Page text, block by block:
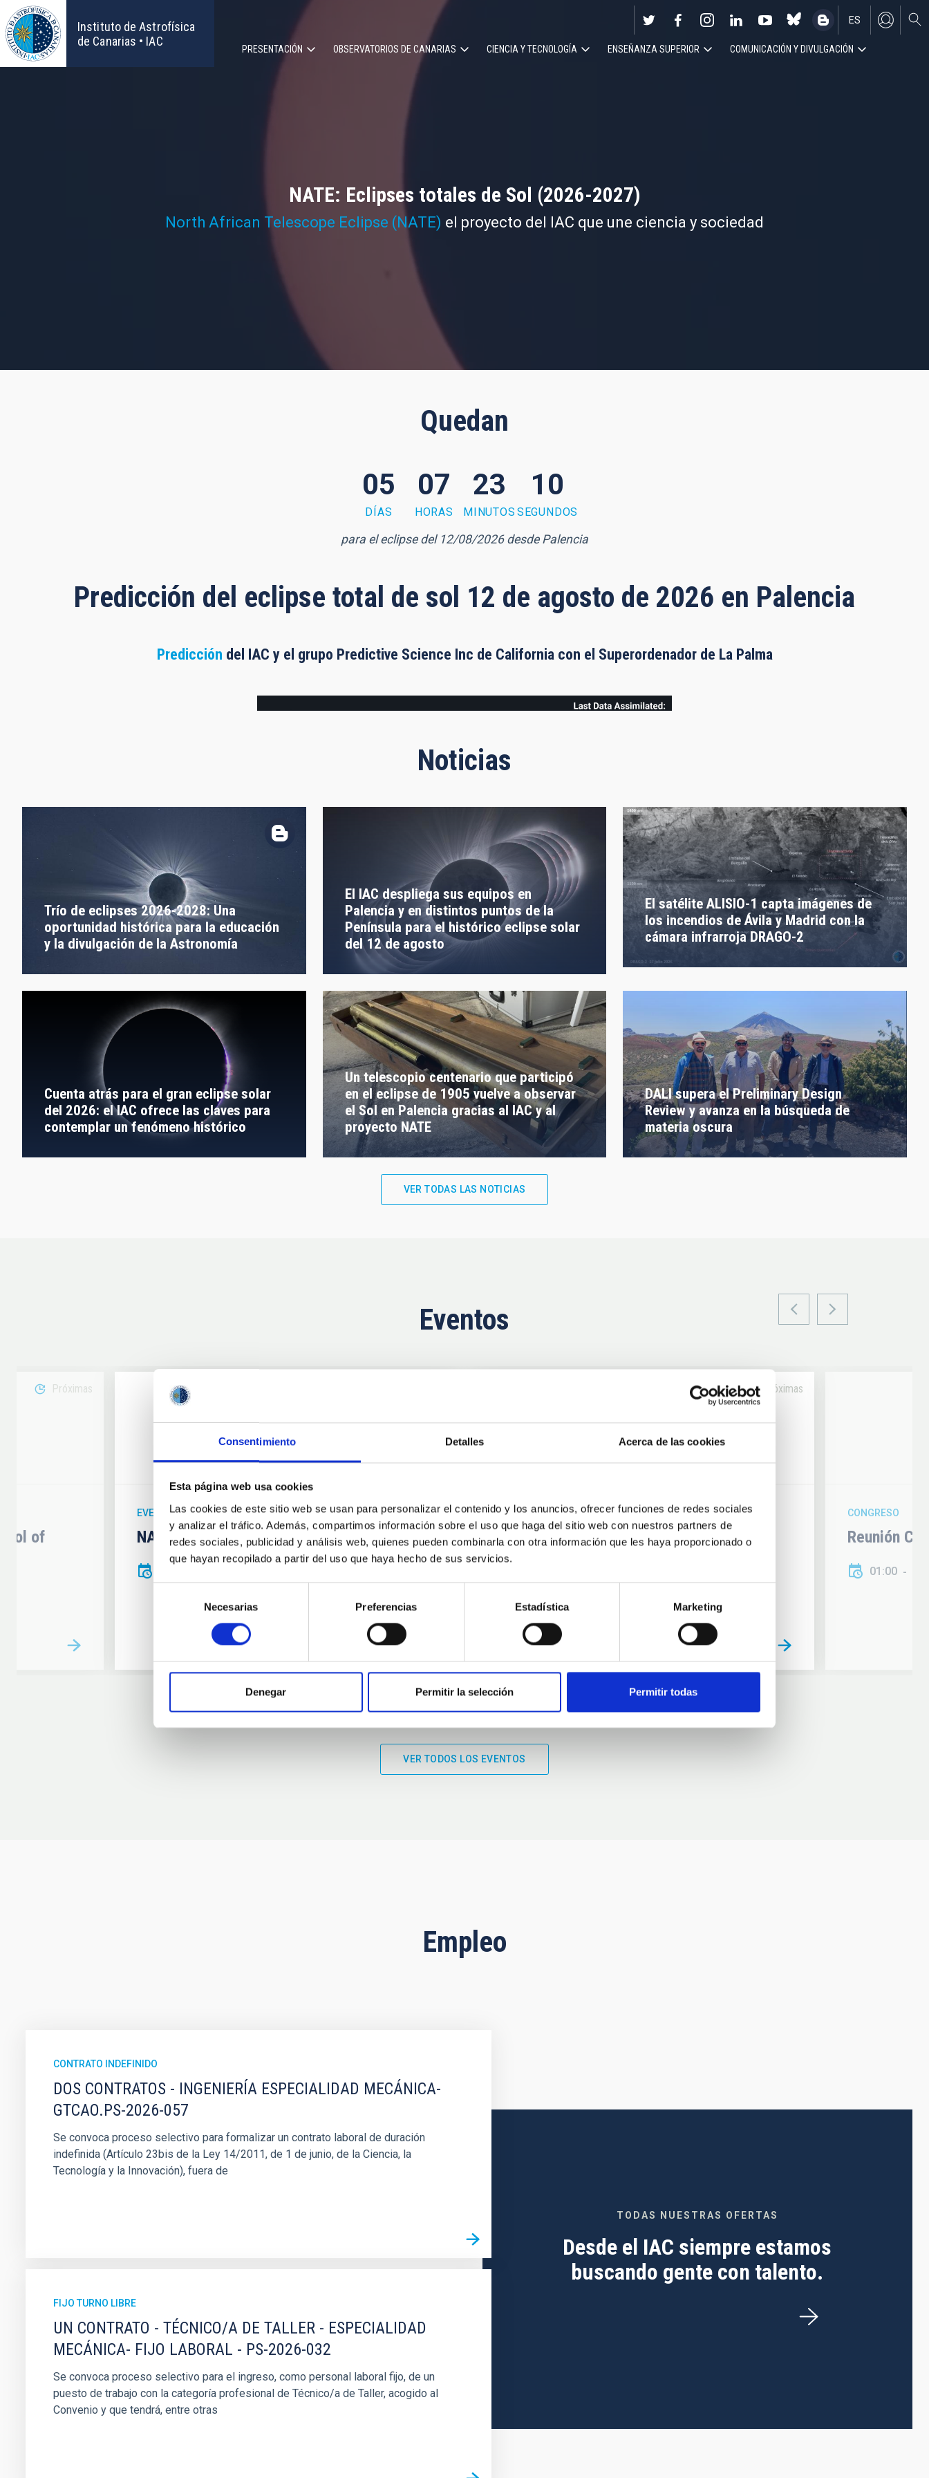
Consentimiento Detalles Acerca de las cookies
Esta página web usa cookies
Las cookies de este sitio web se usan para personalizar el contenido y los anuncios, ofrecer funciones de redes sociales
y analizar el tráfico. Además, compartimos información sobre el uso que haga del sitio web con nuestros partners de
redes sociales, publicidad y análisis web, quienes pueden combinarla con otra información que les haya proporcionado o
que hayan recopilado a partir del uso que haya hecho de sus servicios.
consentimiento
Necesarias Preferencias Estadística Marketing
Denegar Permitir la selección Permitir todas
Pasar
al
contenido
principal
Instituto de Astrofísica
de Canarias • IAC
EN
ES
Navegación
principal
PRESENTACIÓN OBSERVATORIOS DE CANARIAS CIENCIA Y TECNOLOGÍA ENSEÑANZA SUPERIOR COMUNICACIÓN Y DIVULGACIÓN
NATE: Eclipses totales de Sol (2026-2027)
North African Telescope Eclipse (NATE) el proyecto del IAC que une ciencia y sociedad
Quedan
05
DÍAS
07
HORAS
23
MINUTOS
08
SEGUNDOS
para el eclipse del 12/08/2026 desde Palencia
Predicción del eclipse total de sol 12 de agosto de 2026 en Palencia
Predicción del IAC y el grupo Predictive Science Inc de California con el Superordenador de La Palma
Noticias
Trío de eclipses 2026-2028: Una
oportunidad histórica para la educación
y la divulgación de la Astronomía
El IAC despliega sus equipos en
Palencia y en distintos puntos de la
Península para el histórico eclipse solar
del 12 de agosto
El satélite ALISIO-1 capta imágenes de
los incendios de Ávila y Madrid con la
cámara infrarroja DRAGO-2
Cuenta atrás para el gran eclipse solar
del 2026: el IAC ofrece las claves para
contemplar un fenómeno histórico
Un telescopio centenario que participó
en el eclipse de 1905 vuelve a observar
el Sol en Palencia gracias al IAC y al
proyecto NATE
DALI supera el Preliminary Design
Review y avanza en la búsqueda de
materia oscura
VER TODAS LAS NOTICIAS
Eventos
Próximas
of
08
AUG 26
11
AUG 26
EVENTO ASTRONÓMICO
NATE en Palencia - Eclipse Agosto 2026
10 14
Próximas
CONGRESO
Substellar Astrophysics 2026
CONGRESO
Reunión
01:00
VER TODOS LOS EVENTOS
Empleo
CONTRATO INDEFINIDO
DOS CONTRATOS - INGENIERÍA ESPECIALIDAD MECÁNICA-
GTCAO.PS-2026-057
Se convoca proceso selectivo para formalizar un contrato laboral de duración
indefinida (Artículo 23bis de la Ley 14/2011, de 1 de junio, de la Ciencia, la
Tecnología y la Innovación), fuera de
FIJO TURNO LIBRE
UN CONTRATO - TÉCNICO/A DE TALLER - ESPECIALIDAD
MECÁNICA- FIJO LABORAL - PS-2026-032
Se convoca proceso selectivo para el ingreso, como personal laboral fijo, de un
puesto de trabajo con la categoría profesional de Técnico/a de Taller, acogido al
Convenio y que tendrá, entre otras
TODAS NUESTRAS OFERTAS
Desde el IAC siempre estamos
buscando gente con talento.